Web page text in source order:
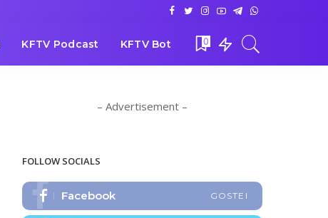
KFTV Podcast KFTV Bot 0
– Advertisement –
FOLLOW SOCIALS
Facebook GOSTEI